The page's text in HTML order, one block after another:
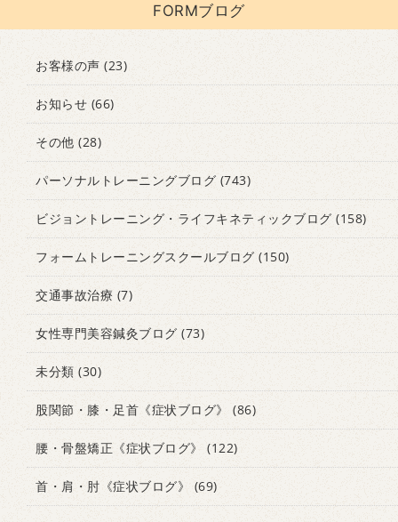
FORMブログ
お客様の声 (23)
お知らせ (66)
その他 (28)
パーソナルトレーニングブログ (743)
ビジョントレーニング・ライフキネティックブログ (158)
フォームトレーニングスクールブログ (150)
交通事故治療 (7)
女性専門美容鍼灸ブログ (73)
未分類 (30)
股関節・膝・足首《症状ブログ》 (86)
腰・骨盤矯正《症状ブログ》 (122)
首・肩・肘《症状ブログ》 (69)